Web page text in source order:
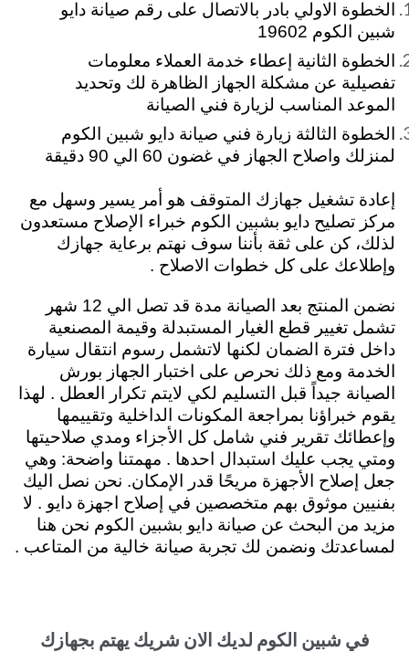
الخطوة الاولي بادر بالاتصال على رقم صيانة دايو
شبين الكوم 19602
الخطوة الثانية إعطاء خدمة العملاء معلومات
تفصيلية عن مشكلة الجهاز الظاهرة لك وتحديد
الموعد المناسب لزيارة فني الصيانة
الخطوة الثالثة زيارة فني صيانة دايو شبين الكوم
لمنزلك واصلاح الجهاز في غضون 60 الي 90 دقيقة
إعادة تشغيل جهازك المتوقف هو أمر يسير وسهل مع
مركز تصليح دايو بشبين الكوم خبراء الإصلاح مستعدون
لذلك، كن على ثقة بأننا سوف نهتم برعاية جهازك
وإطلاعك على كل خطوات الاصلاح .
نضمن المنتج بعد الصيانة مدة قد تصل الي 12 شهر
تشمل تغيير قطع الغيار المستبدلة وقيمة المصنعية
داخل فترة الضمان لكنها لاتشمل رسوم انتقال سيارة
الخدمة ومع ذلك نحرص على اختبار الجهاز بورش
الصيانة جيداً قبل التسليم لكي لايتم تكرار العطل . لهذا
يقوم خبراؤنا بمراجعة المكونات الداخلية وتقييمها
وإعطائك تقرير فني شامل كل الأجزاء ومدي صلاحيتها
ومتي يجب عليك استبدال احدها . مهمتنا واضحة: وهي
جعل إصلاح الأجهزة مريحًا قدر الإمكان. نحن نصل اليك
بفنيين موثوق بهم متخصصين في إصلاح اجهزة دايو . لا
مزيد من البحث عن صيانة دايو بشبين الكوم نحن هنا
لمساعدتك ونضمن لك تجربة صيانة خالية من المتاعب .
في شبين الكوم لديك الان شريك يهتم بجهازك